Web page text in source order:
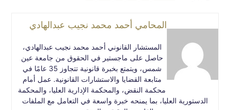
المحامي أحمد محمد نجيب عبدالهادي
المستشار القانوني أحمد محمد نجيب عبدالهادي،
حاصل على ماجستير في الحقوق من جامعة عين
شمس، ويتمتع بخبرة قانونية تتجاوز 35 عامًا في
متابعة القضايا والاستشارات القانونية. عمل أمام
محكمة النقض، والمحكمة الإدارية العليا، والمحكمة
الدستورية العليا، بما يمنحه خبرة واسعة في التعامل مع الملفات